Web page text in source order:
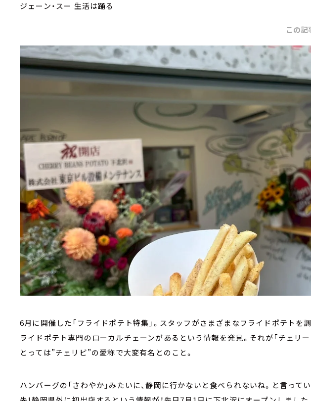
ジェーン・スー 生活は踊る
この記
6月に開催した「フライドポテト特集」。スタッフがさまざまなフライドポテトを
ライドポテト専門のローカルチェーンがあるという情報を発見。それが「チェリー
とっては”チェリビ”の愛称で大変有名とのこと。
ハンバーグの「さわやか」みたいに、静岡に行かないと食べられないね。と言って